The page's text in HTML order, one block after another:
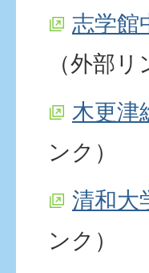
志学館
（外部リ
木更津
ンク）
清和大
ンク）